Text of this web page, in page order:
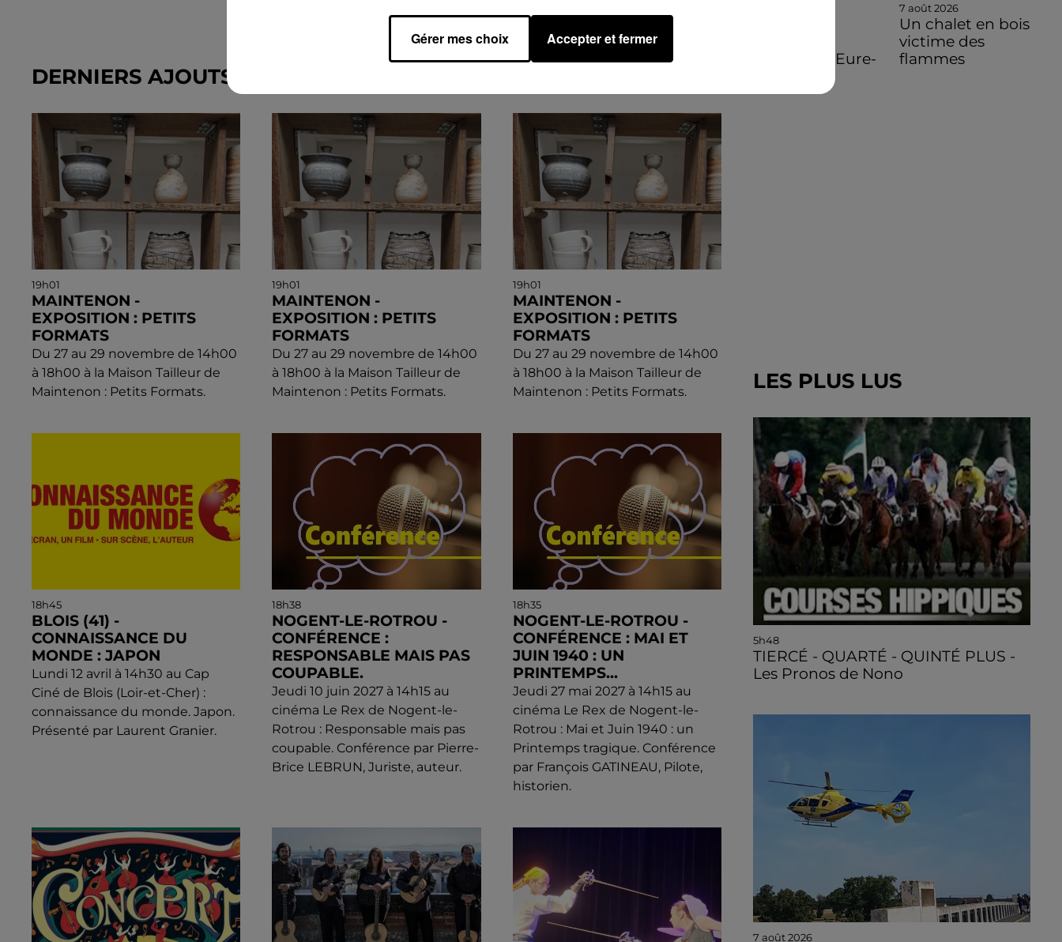
DERNIERS AJOUTS DANS L'AGENDA
19h01
MAINTENON -
EXPOSITION : PETITS
FORMATS
Du 27 au 29 novembre de 14h00
à 18h00 à la Maison Tailleur de
Maintenon : Petits Formats.
19h01
MAINTENON -
EXPOSITION : PETITS
FORMATS
Du 27 au 29 novembre de 14h00
à 18h00 à la Maison Tailleur de
Maintenon : Petits Formats.
19h01
MAINTENON -
EXPOSITION : PETITS
FORMATS
Du 27 au 29 novembre de 14h00
à 18h00 à la Maison Tailleur de
Maintenon : Petits Formats.
18h45
BLOIS (41) -
CONNAISSANCE DU
MONDE : JAPON
Lundi 12 avril à 14h30 au Cap
Ciné de Blois (Loir-et-Cher) :
connaissance du monde. Japon.
Présenté par Laurent Granier.
18h38
NOGENT-LE-ROTROU -
CONFÉRENCE :
RESPONSABLE MAIS PAS
COUPABLE.
Jeudi 10 juin 2027 à 14h15 au
cinéma Le Rex de Nogent-le-
Rotrou : Responsable mais pas
coupable. Conférence par Pierre-
Brice LEBRUN, Juriste, auteur.
18h35
NOGENT-LE-ROTROU -
CONFÉRENCE : MAI ET
JUIN 1940 : UN
PRINTEMPS...
Jeudi 27 mai 2027 à 14h15 au
cinéma Le Rex de Nogent-le-
Rotrou : Mai et Juin 1940 : un
Printemps tragique. Conférence
par François GATINEAU, Pilote,
historien.
volante en Eure-
7 août 2026
Un chalet en bois
victime des
flammes
LES PLUS LUS
5h48
TIERCÉ - QUARTÉ - QUINTÉ PLUS -
Les Pronos de Nono
7 août 2026
Gérer mes choix Accepter et fermer